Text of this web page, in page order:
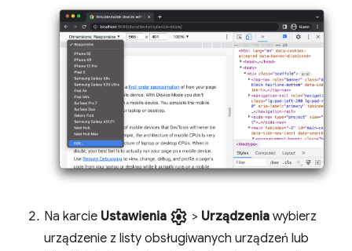
Na karcie Ustawienia settings > Urządzenia wybierz
urządzenie z listy obsługiwanych urządzeń lub